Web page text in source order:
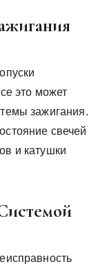
это может
зажигания.
свечей
и катушки